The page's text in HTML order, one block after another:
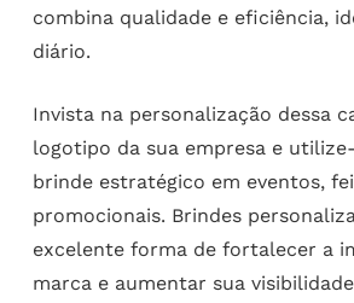
combina qualidade e eficiência,
diário.
Invista na personalização dessa
logotipo da sua empresa e
brinde estratégico em eventos,
promocionais. Brindes
excelente forma de fortalecer a
marca e aumentar sua